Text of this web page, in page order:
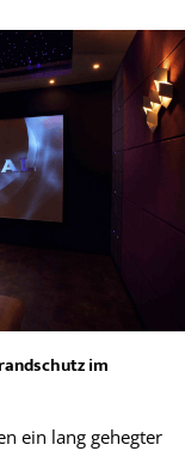
im
ein lang gehegter